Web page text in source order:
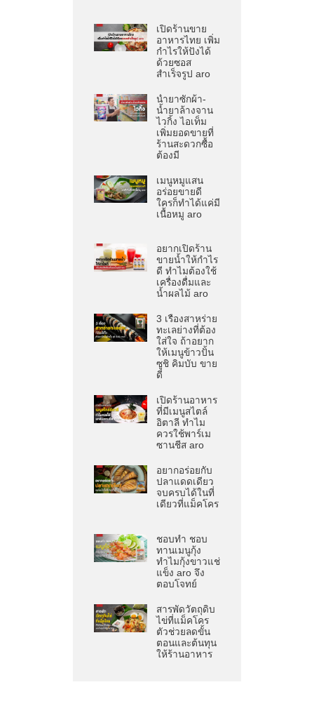
เปิดร้านขาย
อาหารไทย เพิ่ม
กำไรให้ปังได้
ด้วยซอส
สำเร็จรูป aro
น้ำยาซักผ้า-
น้ำยาล้างจาน
ไวกิ้ง ไอเท็ม
เพิ่มยอดขายที่
ร้านสะดวกซื้อ
ต้องมี
เมนูหมูแสน
อร่อยขายดี
ใครก็ทำได้แค่มี
เนื้อหมู aro
อยากเปิดร้าน
ขายน้ำให้กำไร
ดี ทำไมต้องใช้
เครื่องดื่มและ
น้ำผลไม้ aro
3 เรื่องสาหร่าย
ทะเลย่างที่ต้อง
ใส่ใจ ถ้าอยาก
ให้เมนูข้าวปั้น
ซูชิ คิมบับ ขาย
ดี
เปิดร้านอาหาร
ที่มีเมนูสไตล์
อิตาลี ทำไม
ควรใช้พาร์เม
ซานชีส aro
อยากอร่อยกับ
ปลาแดดเดียว
จบครบได้ในที่
เดียวที่แม็คโคร
ชอบทำ ชอบ
ทานเมนูกุ้ง
ทำไมกุ้งขาวแช่
แข็ง aro จึง
ตอบโจทย์
สารพัดวัตถุดิบ
ไข่ที่แม็คโคร
ตัวช่วยลดขั้น
ตอนและต้นทุน
ให้ร้านอาหาร